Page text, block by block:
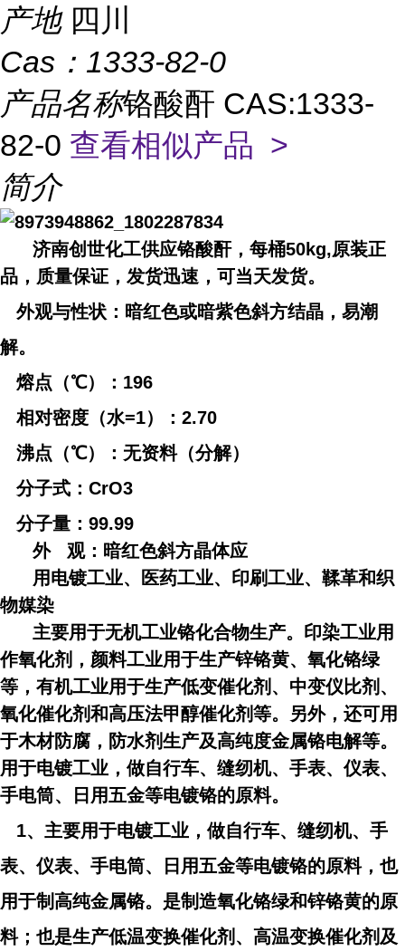
产地 四川
Cas： 1333-82-0
产品名称铬酸酐 CAS:1333-
82-0 查看相似产品 >
简介
济南创世化工供应铬酸酐，每桶50kg,原装正
品，质量保证，发货迅速，可当天发货。
外观与性状：暗红色或暗紫色斜方结晶，易潮
解。
熔点（℃）：196
相对密度（水=1）：2.70
沸点（℃）：无资料（分解）
分子式：CrO3
分子量：99.99
外 观：暗红色斜方晶体应
用电镀工业、医药工业、印刷工业、鞣革和织
物媒染
主要用于无机工业铬化合物生产。印染工业用
作氧化剂，颜料工业用于生产锌铬黄、氧化铬绿
等，有机工业用于生产低变催化剂、中变仪比剂、
氧化催化剂和高压法甲醇催化剂等。另外，还可用
于木材防腐，防水剂生产及高纯度金属铬电解等。
用于电镀工业，做自行车、缝纫机、手表、仪表、
手电筒、日用五金等电镀铬的原料。
1、主要用于电镀工业，做自行车、缝纫机、手
表、仪表、手电筒、日用五金等电镀铬的原料，也
用于制高纯金属铬。是制造氧化铬绿和锌铬黄的原
料；也是生产低温变换催化剂、高温变换催化剂及